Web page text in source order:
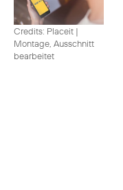
Credits: Placeit |
Montage, Ausschnitt
bearbeitet